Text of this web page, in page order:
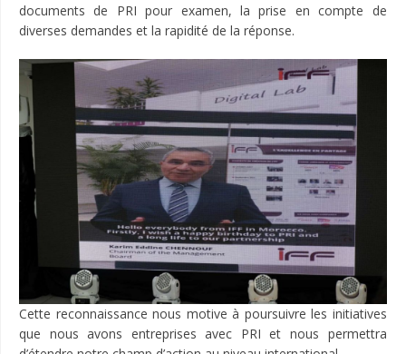
documents de PRI pour examen, la prise en compte de
diverses demandes et la rapidité de la réponse.
Cette reconnaissance nous motive à poursuivre les initiatives
que nous avons entreprises avec PRI et nous permettra